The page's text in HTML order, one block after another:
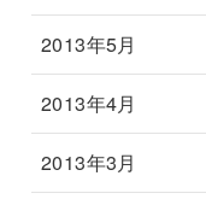
2013年5月
2013年4月
2013年3月